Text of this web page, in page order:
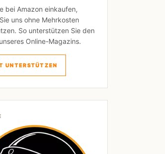
bei Amazon einkaufen,
uns ohne Mehrkosten
So unterstützen Sie den
Online-Magazins.
UNTERSTÜTZEN